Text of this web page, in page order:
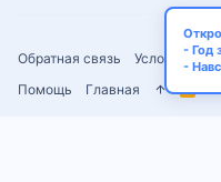
Обратная связь Условия и
Помощь
Главная
- Год
-